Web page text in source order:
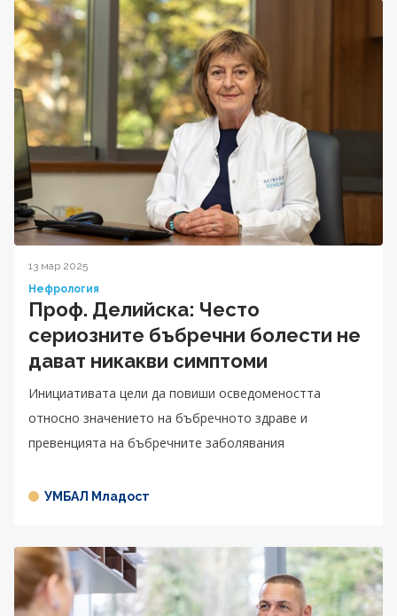
13 мар 2025
Нефрология
Проф. Делийска: Често
сериозните бъбречни болести не
дават никакви симптоми
Инициативата цели да повиши осведомеността
относно значението на бъбречното здраве и
превенцията на бъбречните заболявания
УМБАЛ Младост